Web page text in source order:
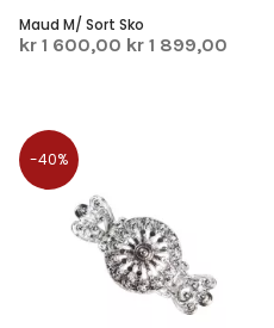
Maud M/ Sort Sko
kr 1 600,00 kr 1 899,00
-40%